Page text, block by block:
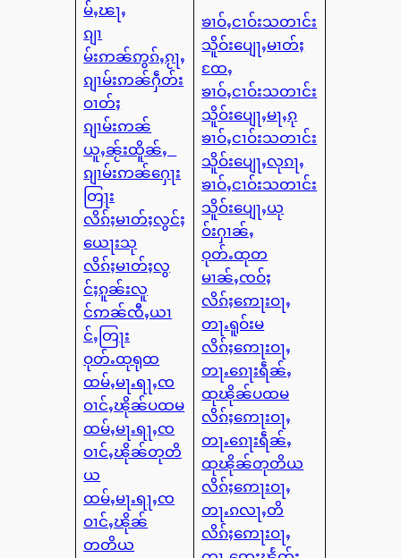
မ်ႇၽႃႇ
ၵျၢ
မ်းဢၼ်ဢွၵ်ႇၵႂႃႇ
ၵျၢမ်းဢၼ်ႁဵတ်း
ဝၢတ်ႈ
ၵျၢမ်းဢၼ်
ယူႇၼႂ်းထိူၼ်ႇ
ၵျၢမ်းဢၼ်ႁေႃး
တြႃး
လိၵ်ႈမၢတ်ႈလွင်ႈ
ယေႃးသု
လိၵ်ႈမၢတ်ႈလွ
င်ႈၵူၼ်းလူ
င်ဢၼ်ၸီႇယၢ
င်ႇတြႃး
ဝုတ်ႉထုရုထ
ထမ်ႇမႃႉရႃႇၸ
ဝၢင်ႇၽိုၼ်ပထမ
ထမ်ႇမႃႉရႃႇၸ
ဝၢင်ႇၽိုၼ်တုတိ
ယ
ထမ်ႇမႃႉရႃႇၸ
ဝၢင်ႇၽိုၼ်
တတိယ
ၶၢဝ်ႇငၢဝ်းသတၢင်း
သိူဝ်းပျေႃႇမၢတ်ႈ
ထႄႇ
ၶၢဝ်ႇငၢဝ်းသတၢင်း
သိူဝ်းပျေႃႇမႃႇၵု
ၶၢဝ်ႇငၢဝ်းသတၢင်း
သိူဝ်းပျေႃႇလုၵႃႇ
ၶၢဝ်ႇငၢဝ်းသတၢင်း
သိူဝ်းပျေႃႇယု
ဝ်းႁၢၼ်ႇ
ဝုတ်ႉထုတ
မၢၼ်ႇၸဝ်ႈ
လိၵ်ႈဢေႃးဝႃႇ
တႃႉရူဝ်းမ
လိၵ်ႈဢေႃးဝႃႇ
တႃႉၵေႃးရဵၼ်ႇ
ထုၽိုၼ်ပထမ
လိၵ်ႈဢေႃးဝႃႇ
တႃႉၵေႃးရဵၼ်ႇ
ထုၽိုၼ်တုတိယ
လိၵ်ႈဢေႃးဝႃႇ
တႃႉၵလႃႇတိ
လိၵ်ႈဢေႃးဝႃႇ